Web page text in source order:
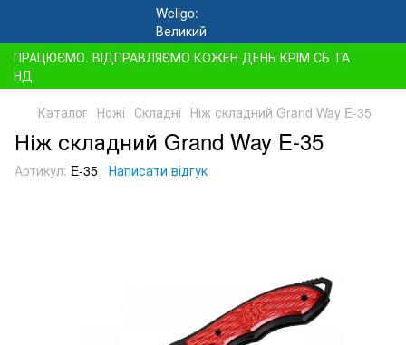
ПРАЦЮЄМО. ВІДПРАВЛЯЄМО КОЖЕН ДЕНЬ КРІМ СБ ТА
НД
Каталог Ножі Складні Ніж складний Grand Way E-35
Ніж складний Grand Way E-35
Артикул: E-35 Написати відгук